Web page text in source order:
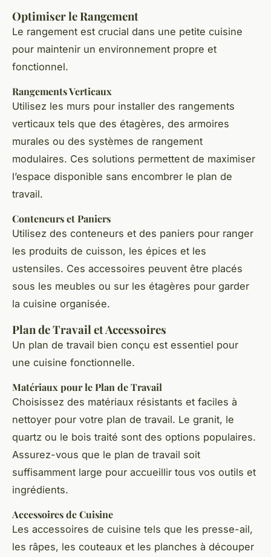
Optimiser le Rangement
Le rangement est crucial dans une petite cuisine
pour maintenir un environnement propre et
fonctionnel.
Rangements Verticaux
Utilisez les murs pour installer des rangements
verticaux tels que des étagères, des armoires
murales ou des systèmes de rangement
modulaires. Ces solutions permettent de maximiser
l’espace disponible sans encombrer le plan de
travail.
Conteneurs et Paniers
Utilisez des conteneurs et des paniers pour ranger
les produits de cuisson, les épices et les
ustensiles. Ces accessoires peuvent être placés
sous les meubles ou sur les étagères pour garder
la cuisine organisée.
Plan de Travail et Accessoires
Un plan de travail bien conçu est essentiel pour
une cuisine fonctionnelle.
Matériaux pour le Plan de Travail
Choisissez des matériaux résistants et faciles à
nettoyer pour votre plan de travail. Le granit, le
quartz ou le bois traité sont des options populaires.
Assurez-vous que le plan de travail soit
suffisamment large pour accueillir tous vos outils et
ingrédients.
Accessoires de Cuisine
Les accessoires de cuisine tels que les presse-ail,
les râpes, les couteaux et les planches à découper